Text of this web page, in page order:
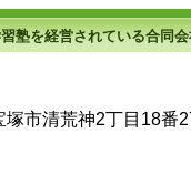
を経営されている合同会
市清荒神2丁目18番